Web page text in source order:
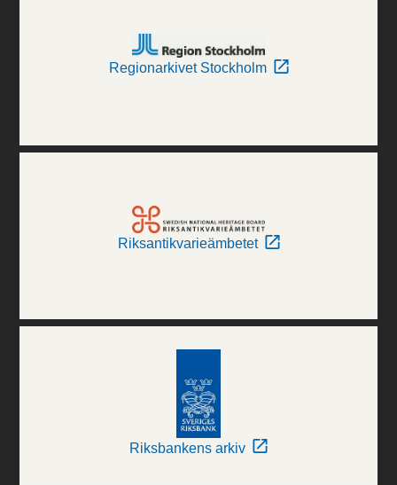
Regionarkivet Stockholm
Riksantikvarieämbetet
Riksbankens arkiv